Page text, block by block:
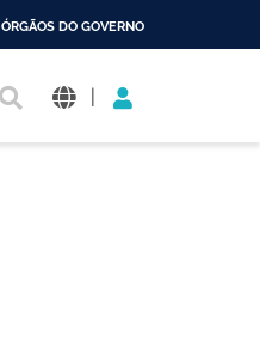
ÓRGÃOS DO GOVERNO
|